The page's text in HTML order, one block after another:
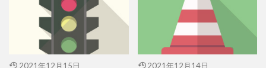
2021年12月15日 2021年12月14日